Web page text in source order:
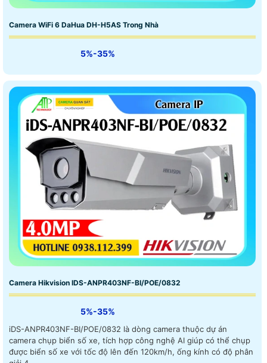
Camera WiFi 6 DaHua DH-H5AS Trong Nhà
5%-35%
Camera Hikvision IDS-ANPR403NF-BI/POE/0832
5%-35%
iDS-ANPR403NF-BI/POE/0832 là dòng camera thuộc dự án
camera chụp biển số xe, tích hợp công nghệ AI giúp có thể chụp
được biển số xe với tốc độ lên đến 120km/h, ống kính có độ phân